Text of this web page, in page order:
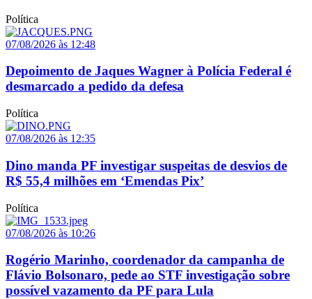
Política
07/08/2026 às 12:48
Depoimento de Jaques Wagner à Polícia Federal é
desmarcado a pedido da defesa
Política
07/08/2026 às 12:35
Dino manda PF investigar suspeitas de desvios de
R$ 55,4 milhões em ‘Emendas Pix’
Política
07/08/2026 às 10:26
Rogério Marinho, coordenador da campanha de
Flávio Bolsonaro, pede ao STF investigação sobre
possível vazamento da PF para Lula